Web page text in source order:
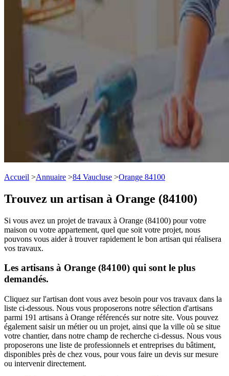
Accueil >Annuaire >84 Vaucluse >Orange 84100
Trouvez un artisan à Orange (84100)
Si vous avez un projet de travaux à Orange (84100) pour votre
maison ou votre appartement, quel que soit votre projet, nous
pouvons vous aider à trouver rapidement le bon artisan qui réalisera
vos travaux.
Les artisans à Orange (84100) qui sont le plus
demandés.
Cliquez sur l'artisan dont vous avez besoin pour vos travaux dans la
liste ci-dessous. Nous vous proposerons notre sélection d'artisans
parmi 191 artisans à Orange référencés sur notre site. Vous pouvez
également saisir un métier ou un projet, ainsi que la ville où se situe
votre chantier, dans notre champ de recherche ci-dessus. Nous vous
proposerons une liste de professionnels et entreprises du bâtiment,
disponibles près de chez vous, pour vous faire un devis sur mesure
ou intervenir directement.